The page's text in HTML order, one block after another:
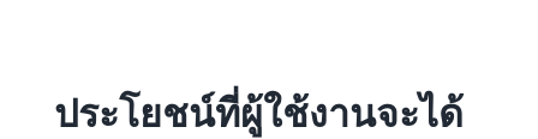
ประโยชน์ที่ผู้ใช้งานจะได้